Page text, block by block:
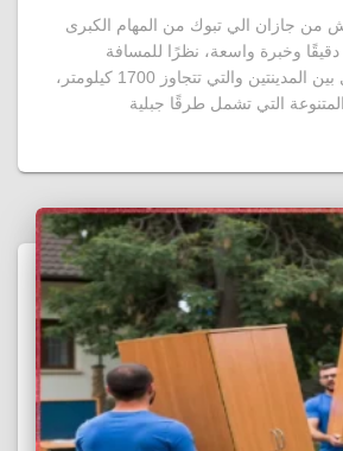
من جازان الي تبوك من المهام الكبرى
وخبرة واسعة، نظرًا للمسافة
الشاسعة التي تفصل بين المدينتين والتي تتجاوز 1700 كيلومتر،
التي تشمل طرقًا جبلية